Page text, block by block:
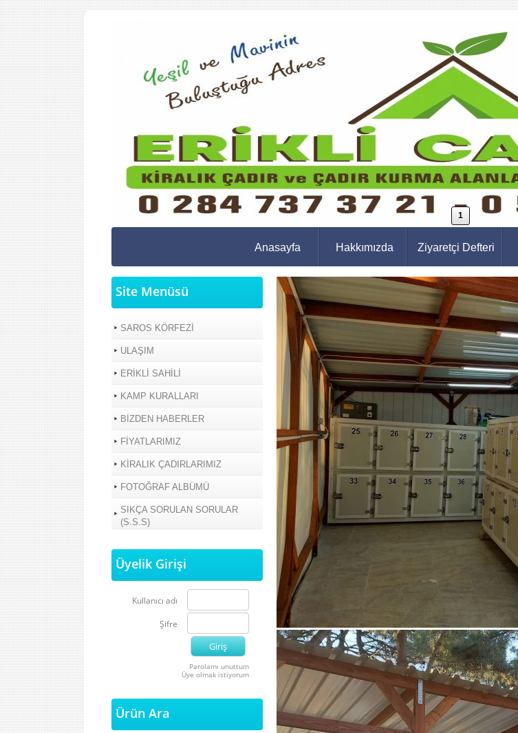
1
Anasayfa Hakkımızda Ziyaretçi Defteri
Site Menüsü
SAROS KÖRFEZİ
ULAŞIM
ERİKLİ SAHİLİ
KAMP KURALLARI
BİZDEN HABERLER
FİYATLARIMIZ
KİRALIK ÇADIRLARIMIZ
FOTOĞRAF ALBÜMÜ
SIKÇA SORULAN SORULAR
(S.S.S)
Üyelik Girişi
Kullanıcı adı
Şifre
Parolamı unuttum
Üye olmak istiyorum
Ürün Ara